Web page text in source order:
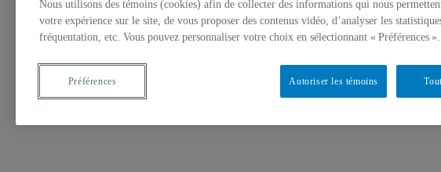
Nous utilisons des témoins (cookies) afin de collecter des informations qui nous
votre expérience sur le site, de vous proposer des contenus vidéo, d’analyser les
fréquentation, etc. Vous pouvez personnaliser votre choix en sélectionnant « Préférences ».
Autoriser les témoins
Préférences